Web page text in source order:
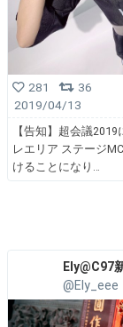
281
36
2019/04/13
【告知】超会議
レエリア ステージ
けることになり
Ely@C97
@Ely_eee